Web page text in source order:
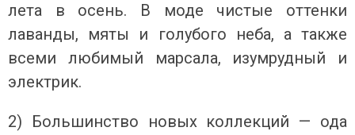
лета в осень. В моде чистые оттенки
лаванды, мяты и голубого неба, а также
всеми любимый марсала, изумрудный и
электрик.
2) Большинство новых коллекций — ода